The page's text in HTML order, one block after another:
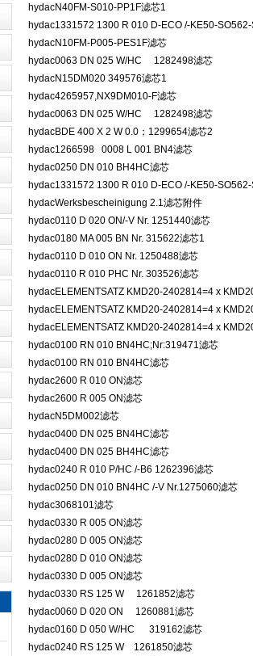
hydacN40FM-S010-PP1F滤芯1
hydac1331572 1300 R 010 D-ECO /-KE50-
hydacN10FM-P005-PES1F滤芯
hydac0063 DN 025 W/HC 1282498滤芯
hydacN15DM020 349576滤芯1
hydac4265957,NX9DM010-F滤芯
hydac0063 DN 025 W/HC 1282498滤芯
hydacBDE 400 X 2 W 0.0；1299654滤芯2
hydac1266598 0008 L 001 BN4滤芯
hydac0250 DN 010 BH4HC滤芯
hydac1331572 1300 R 010 D-ECO /-KE50-
hydacWerksbescheinigung 2.1滤芯附件
hydac0110 D 020 ON/-V Nr. 1251440滤芯
hydac0180 MA 005 BN Nr. 315622滤芯1
hydac0110 D 010 ON Nr. 1250488滤芯
hydac0110 R 010 PHC Nr. 303526滤芯
hydacELEMENTSATZ KMD20-2402814=4 x
hydacELEMENTSATZ KMD20-2402814=4 x
hydacELEMENTSATZ KMD20-2402814=4 x
hydac0100 RN 010 BN4HC;Nr:319471滤芯
hydac0100 RN 010 BN4HC滤芯
hydac2600 R 010 ON滤芯
hydac2600 R 005 ON滤芯
hydacN5DM002滤芯
hydac0400 DN 025 BN4HC滤芯
hydac0400 DN 025 BH4HC滤芯
hydac0240 R 010 P/HC /-B6 1262396滤芯
hydac0250 DN 010 BN4HC /-V Nr.1275060滤芯
hydac3068101滤芯
hydac0330 R 005 ON滤芯
hydac0280 D 005 ON滤芯
hydac0280 D 010 ON滤芯
hydac0330 D 005 ON滤芯
hydac0330 RS 125 W 1261852滤芯
hydac0060 D 020 ON 1260881滤芯
hydac0160 D 050 W/HC 319162滤芯
hydac0240 RS 125 W 1261850滤芯